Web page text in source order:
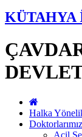
KÜTAHYA
Halka
Doktorlarımız
Acil